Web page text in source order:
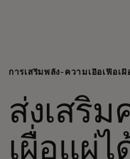
สำหรับธุรกิจ
เพื่อโลก
การเสริมพลัง-ความเอื้อเฟื้อเผื่
ส่งเสริม
เผื่อแผ่